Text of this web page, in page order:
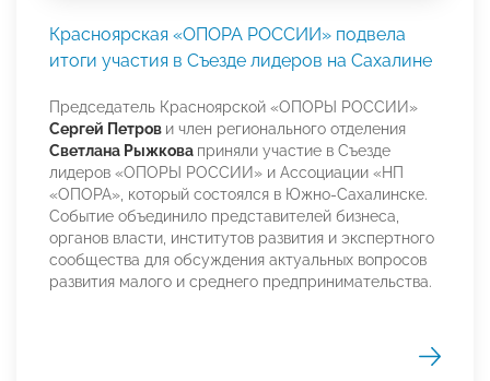
Красноярская «ОПОРА РОССИИ» подвела
итоги участия в Съезде лидеров на Сахалине
Председатель Красноярской «ОПОРЫ РОССИИ»
Сергей Петров и член регионального отделения
Светлана Рыжкова приняли участие в Съезде
лидеров «ОПОРЫ РОССИИ» и Ассоциации «НП
«ОПОРА», который состоялся в Южно-Сахалинске.
Событие объединило представителей бизнеса,
органов власти, институтов развития и экспертного
сообщества для обсуждения актуальных вопросов
развития малого и среднего предпринимательства.